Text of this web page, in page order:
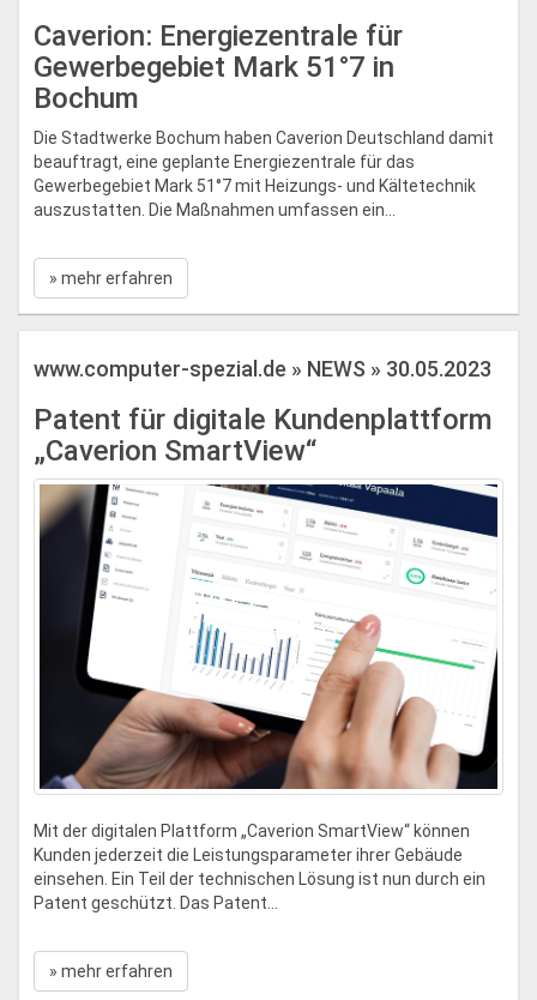
Caverion: Energiezentrale für
Gewerbegebiet Mark 51°7 in
Bochum
Die Stadtwerke Bochum haben Caverion Deutschland damit
beauftragt, eine geplante Energiezentrale für das
Gewerbegebiet Mark 51°7 mit Heizungs- und Kältetechnik
auszustatten. Die Maßnahmen umfassen ein...
» mehr erfahren
www.computer-spezial.de » NEWS » 30.05.2023
Patent für digitale Kundenplattform
„Caverion SmartView“
Mit der digitalen Plattform „Caverion SmartView“ können
Kunden jederzeit die Leistungsparameter ihrer Gebäude
einsehen. Ein Teil der technischen Lösung ist nun durch ein
Patent geschützt. Das Patent...
» mehr erfahren